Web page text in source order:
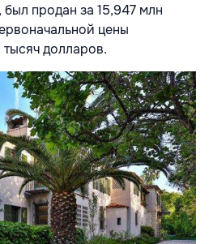
продан за 15,947 млн
цены
долларов.